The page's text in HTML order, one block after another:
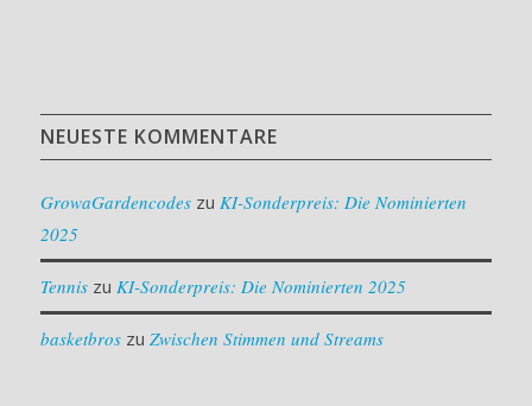
NEUESTE KOMMENTARE
GrowaGardencodeszu KI-Sonderpreis: Die Nominierten
2025
Tenniszu KI-Sonderpreis: Die Nominierten 2025
basketbroszu Zwischen Stimmen und Streams